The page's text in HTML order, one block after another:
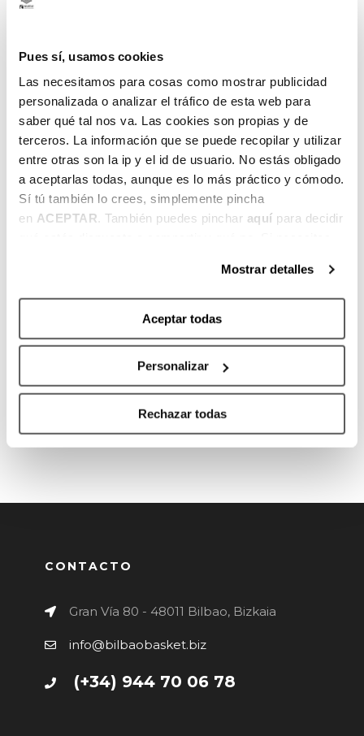
Pues sí, usamos cookies
Las necesitamos para cosas como mostrar publicidad
personalizada o analizar el tráfico de esta web para
saber qué tal nos va. Las cookies son propias y de
terceros. La información que se puede recopilar y utilizar
entre otras son la ip y el id de usuario. No estás obligado
a aceptarlas todas, aunque es lo más práctico y cómodo.
Sí tú también lo crees, simplemente pincha
en ACEPTAR. También puedes pinchar aquí para decidir
Mostrar detalles
Aceptar todas
Personalizar
Rechazar todas
RESULTADOS
EQUIPO
Height
HEIGHT
0 0
CONTACTO
Gran Vía 80 - 48011 Bilbao, Bizkaia
info@bilbaobasket.biz
(+34) 944 70 06 78